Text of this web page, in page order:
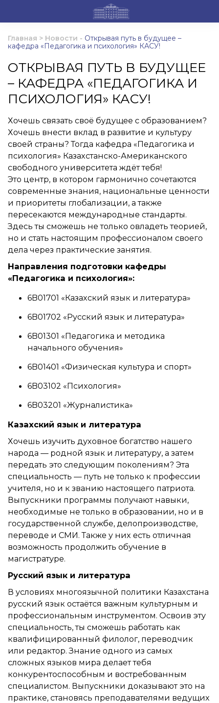
Главная > Новости - Открывая путь в будущее –
кафедра «Педагогика и психология» КАСУ!
ОТКРЫВАЯ ПУТЬ В БУДУЩЕЕ
– КАФЕДРА «ПЕДАГОГИКА И
ПСИХОЛОГИЯ» КАСУ!
Хочешь связать своё будущее с образованием?
Хочешь внести вклад в развитие и культуру
своей страны? Тогда кафедра «Педагогика и
психология» Казахстанско-Американского
свободного университета ждёт тебя!
Это центр, в котором гармонично сочетаются
современные знания, национальные ценности
и приоритеты глобализации, а также
пересекаются международные стандарты.
Здесь ты сможешь не только овладеть теорией,
но и стать настоящим профессионалом своего
дела через практические занятия.
Направления подготовки кафедры
«Педагогика и психология»:
6B01701 «Казахский язык и литература»
6B01702 «Русский язык и литература»
6B01301 «Педагогика и методика
начального обучения»
6B01401 «Физическая культура и спорт»
6B03102 «Психология»
6B03201 «Журналистика»
Казахский язык и литература
Хочешь изучить духовное богатство нашего
народа — родной язык и литературу, а затем
передать это следующим поколениям? Эта
специальность — путь не только к профессии
учителя, но и к званию настоящего патриота.
Выпускники программы получают навыки,
необходимые не только в образовании, но и в
государственной службе, делопроизводстве,
переводе и СМИ. Также у них есть отличная
возможность продолжить обучение в
магистратуре.
Русский язык и литература
В условиях многоязычной политики Казахстана
русский язык остаётся важным культурным и
профессиональным инструментом. Освоив эту
специальность, ты сможешь работать как
квалифицированный филолог, переводчик
или редактор. Знание одного из самых
сложных языков мира делает тебя
конкурентоспособным и востребованным
специалистом. Выпускники доказывают это на
практике, становясь преподавателями ведущих